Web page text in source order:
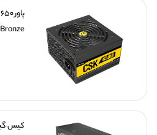
Bronze